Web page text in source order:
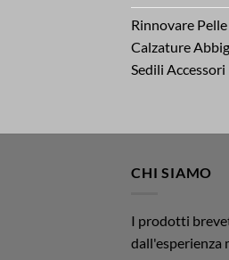
Rinnovare
Calzature
Sedili Accessori
CHI SIAMO
I prodotti
dall'esperienza